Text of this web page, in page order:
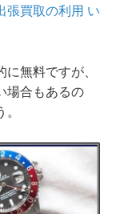
張買取の利用 い
無料ですが、
場合もあるの